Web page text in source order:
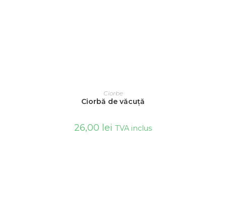
ADAUGĂ ÎN COȘ
Ciorbe
Ciorbă de văcuță
26,00 lei TVA inclus